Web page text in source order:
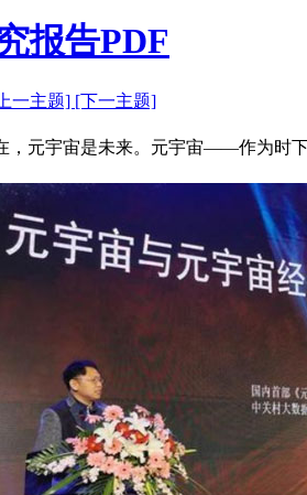
报告PDF
一主题] [下一主题]
，元宇宙是未来。元宇宙——作为